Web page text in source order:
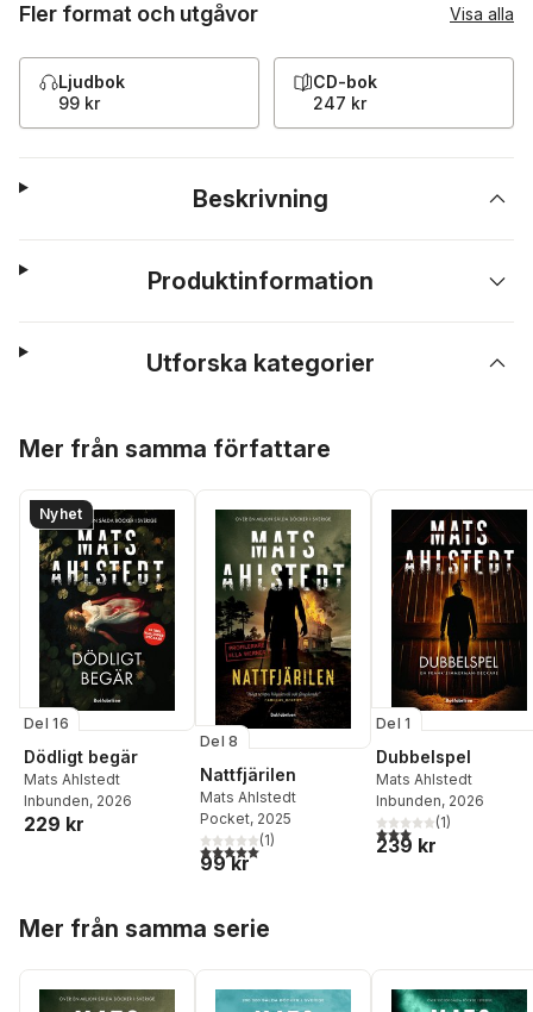
Fler format och utgåvor Visa alla
Ljudbok
99 kr
CD-bok
247 kr
Beskrivning
Produktinformation
Utforska kategorier
Mer från samma författare
Nyhet
Del 16
Dödligt begär
Mats Ahlstedt
Inbunden, 2026
229 kr
Del 8
Nattfjärilen
Mats Ahlstedt
Pocket, 2025
5,0utav 5 stjärnor. Totalt antal röster:
(1)
99 kr
Del 1
Dubbelspel
Mats Ahlstedt
Inbunden, 2026
3,0utav 5 stjärnor.
(1)
239 kr
Mer från samma serie